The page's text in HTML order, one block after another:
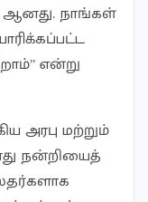
நாங்கள்
என்று
அரபு மற்றும்
நன்றியைத்